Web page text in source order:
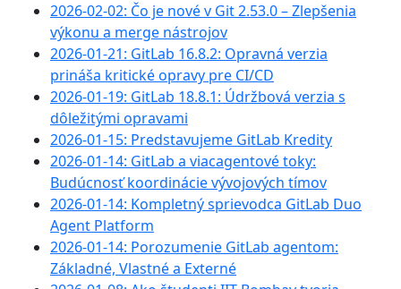
2026-02-02: Čo je nové v Git 2.53.0 – Zlepšenia
výkonu a merge nástrojov
2026-01-21: GitLab 16.8.2: Opravná verzia
prináša kritické opravy pre CI/CD
2026-01-19: GitLab 18.8.1: Údržbová verzia s
dôležitými opravami
2026-01-15: Predstavujeme GitLab Kredity
2026-01-14: GitLab a viacagentové toky:
Budúcnosť koordinácie vývojových tímov
2026-01-14: Kompletný sprievodca GitLab Duo
Agent Platform
2026-01-14: Porozumenie GitLab agentom:
Základné, Vlastné a Externé